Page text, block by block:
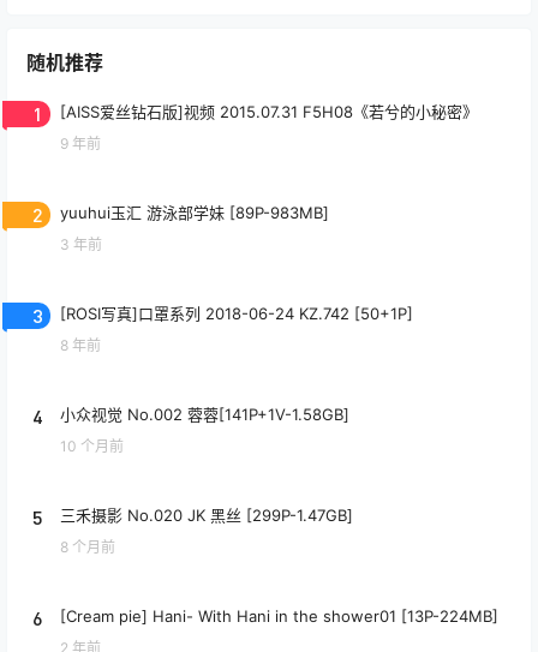
随机推荐
1 [AISS爱丝钻石版]视频 2015.07.31 F5H08《若兮的小秘密》
9 年前
2 yuuhui玉汇 游泳部学妹 [89P-983MB]
3 年前
3 [ROSI写真]口罩系列 2018-06-24 KZ.742 [50+1P]
8 年前
4 小众视觉 No.002 蓉蓉[141P+1V-1.58GB]
10 个月前
5 三禾摄影 No.020 JK 黑丝 [299P-1.47GB]
8 个月前
6 [Cream pie] Hani- With Hani in the shower01 [13P-224MB]
2 年前